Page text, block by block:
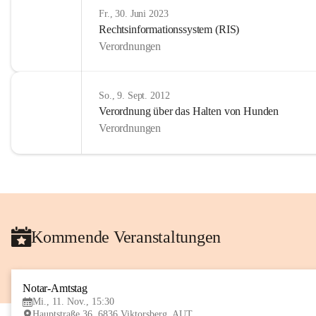
Fr., 30. Juni 2023
Rechtsinformationssystem (RIS)
Verordnungen
So., 9. Sept. 2012
Verordnung über das Halten von Hunden
Verordnungen
Kommende Veranstaltungen
Notar-Amtstag
Mi., 11. Nov., 15:30